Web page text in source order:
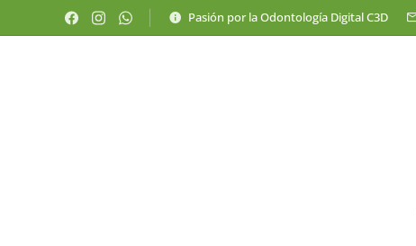
Pasión por la Odontología Digital C3D